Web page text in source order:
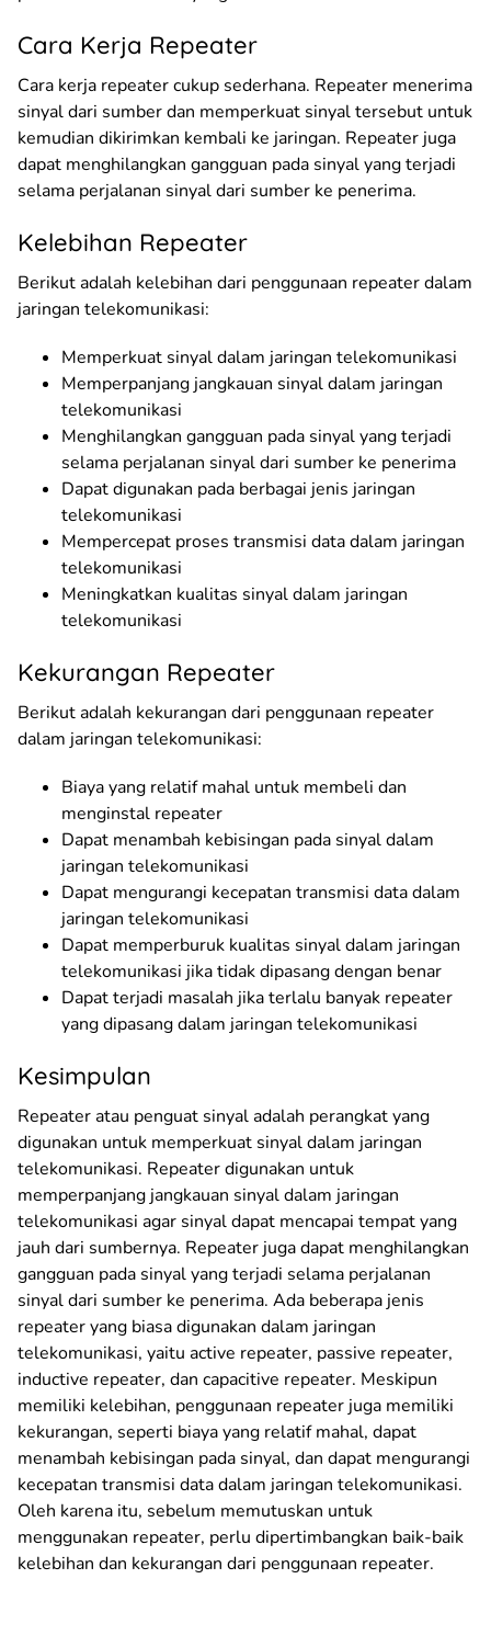
Cara Kerja Repeater
Cara kerja repeater cukup sederhana. Repeater menerima
sinyal dari sumber dan memperkuat sinyal tersebut untuk
kemudian dikirimkan kembali ke jaringan. Repeater juga
dapat menghilangkan gangguan pada sinyal yang terjadi
selama perjalanan sinyal dari sumber ke penerima.
Kelebihan Repeater
Berikut adalah kelebihan dari penggunaan repeater dalam
jaringan telekomunikasi:
Memperkuat sinyal dalam jaringan telekomunikasi
Memperpanjang jangkauan sinyal dalam jaringan
telekomunikasi
Menghilangkan gangguan pada sinyal yang terjadi
selama perjalanan sinyal dari sumber ke penerima
Dapat digunakan pada berbagai jenis jaringan
telekomunikasi
Mempercepat proses transmisi data dalam jaringan
telekomunikasi
Meningkatkan kualitas sinyal dalam jaringan
telekomunikasi
Kekurangan Repeater
Berikut adalah kekurangan dari penggunaan repeater
dalam jaringan telekomunikasi:
Biaya yang relatif mahal untuk membeli dan
menginstal repeater
Dapat menambah kebisingan pada sinyal dalam
jaringan telekomunikasi
Dapat mengurangi kecepatan transmisi data dalam
jaringan telekomunikasi
Dapat memperburuk kualitas sinyal dalam jaringan
telekomunikasi jika tidak dipasang dengan benar
Dapat terjadi masalah jika terlalu banyak repeater
yang dipasang dalam jaringan telekomunikasi
Kesimpulan
Repeater atau penguat sinyal adalah perangkat yang
digunakan untuk memperkuat sinyal dalam jaringan
telekomunikasi. Repeater digunakan untuk
memperpanjang jangkauan sinyal dalam jaringan
telekomunikasi agar sinyal dapat mencapai tempat yang
jauh dari sumbernya. Repeater juga dapat menghilangkan
gangguan pada sinyal yang terjadi selama perjalanan
sinyal dari sumber ke penerima. Ada beberapa jenis
repeater yang biasa digunakan dalam jaringan
telekomunikasi, yaitu active repeater, passive repeater,
inductive repeater, dan capacitive repeater. Meskipun
memiliki kelebihan, penggunaan repeater juga memiliki
kekurangan, seperti biaya yang relatif mahal, dapat
menambah kebisingan pada sinyal, dan dapat mengurangi
kecepatan transmisi data dalam jaringan telekomunikasi.
Oleh karena itu, sebelum memutuskan untuk
menggunakan repeater, perlu dipertimbangkan baik-baik
kelebihan dan kekurangan dari penggunaan repeater.